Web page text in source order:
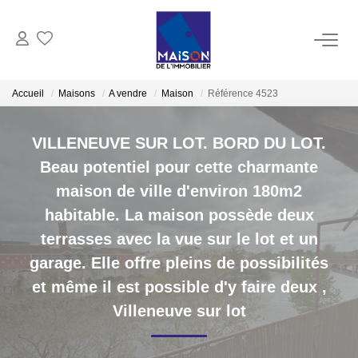
GESTION
ESTIMATION
Estimer Vendre
Estimation En Ligne Gratuite
Biens Vendus
Accueil Maisons A vendre Maison Référence 4523
VILLENEUVE SUR LOT. BORD DU LOT.
Beau potentiel pour cette charmante
maison de ville d'environ 180m2
habitable. La maison possède deux
terrasses avec la vue sur le lot et un
garage. Elle offre pleins de possibilités
et même il est possible d'y faire deux ,
Villeneuve sur lot